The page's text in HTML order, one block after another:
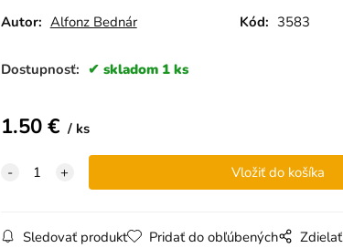
Autor: Alfonz Bednár Kód: 3583
Dostupnosť: skladom 1 ks
1.50€ ks
Sledovať produkt Pridať do obľúbených Zdielať